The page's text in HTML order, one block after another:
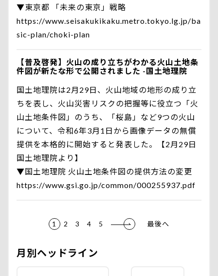
▼東京都 「未来の東京」戦略
https://www.seisakukikaku.metro.tokyo.lg.jp/ba
sic-plan/choki-plan
【普及啓発】火山の成り立ちがわかる火山土地条
件図が新たな形で公開されました -国土地理院
国土地理院は2月29日、火山地域の地形の成り立
ちを表し、火山災害リスクの把握等に役立つ「火
山土地条件図」のうち、「桜島」など9つの火山
について、令和6年3月1日から画像データの無償
提供を本格的に開始すると発表した。【2月29日
国土地理院より】
▼国土地理院 火山土地条件図の提供方法の変更
https://www.gsi.go.jp/common/000255937.pdf
1 2 3 4 5 最後へ
月別ヘッドライン